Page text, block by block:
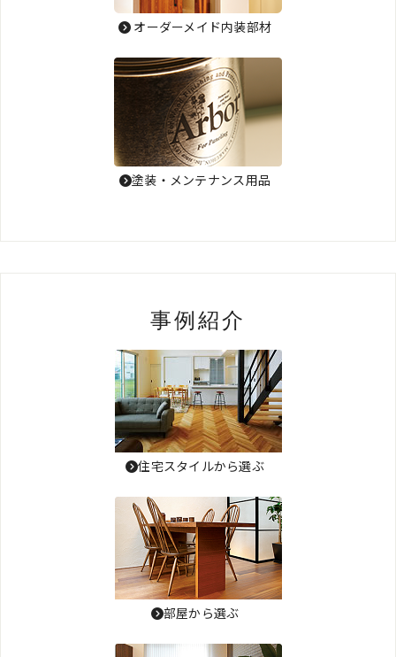
オーダーメイド内装部材
塗装・メンテナンス用品
事例紹介
住宅スタイルから選ぶ
部屋から選ぶ